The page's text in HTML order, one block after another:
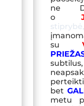
ne
o
stiprybė,
su
bet
metu